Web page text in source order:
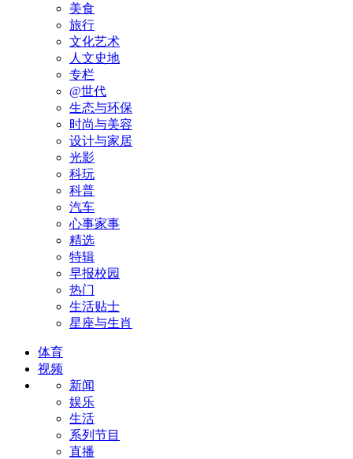
美食
旅行
文化艺术
人文史地
专栏
@世代
生态与环保
时尚与美容
设计与家居
光影
科玩
科普
汽车
心事家事
精选
特辑
早报校园
热门
生活贴士
星座与生肖
体育
视频
新闻
娱乐
生活
系列节目
直播